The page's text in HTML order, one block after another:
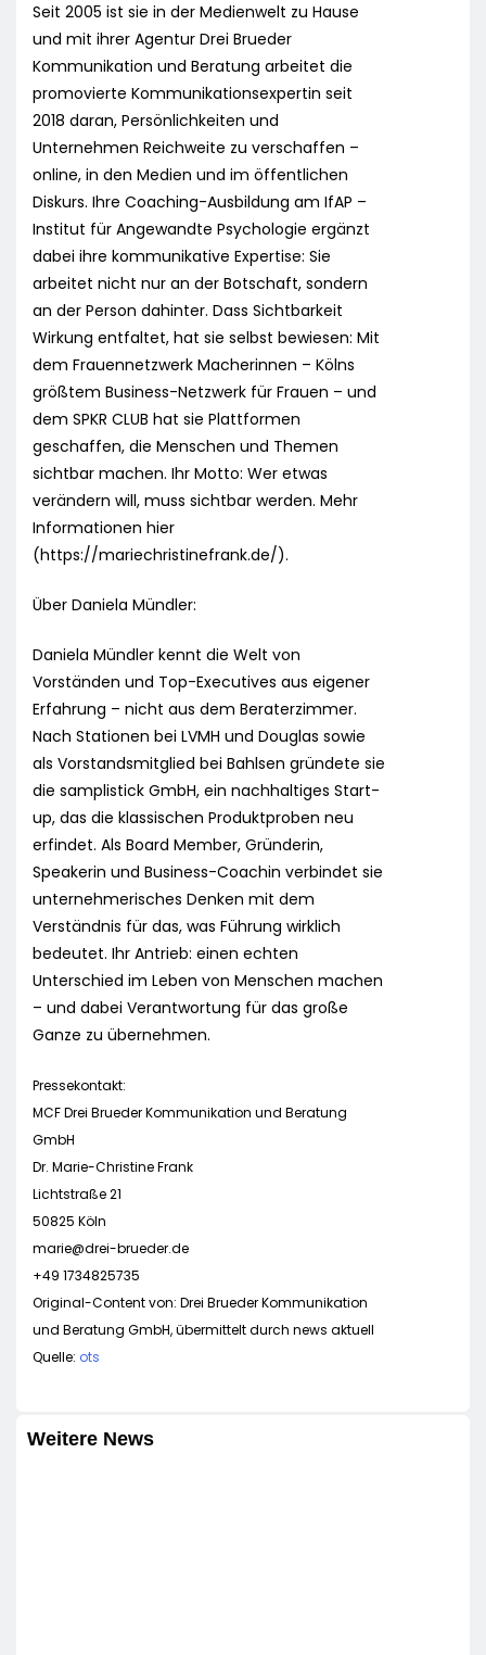
Seit 2005 ist sie in der Medienwelt zu Hause
und mit ihrer Agentur Drei Brueder
Kommunikation und Beratung arbeitet die
promovierte Kommunikationsexpertin seit
2018 daran, Persönlichkeiten und
Unternehmen Reichweite zu verschaffen –
online, in den Medien und im öffentlichen
Diskurs. Ihre Coaching-Ausbildung am IfAP –
Institut für Angewandte Psychologie ergänzt
dabei ihre kommunikative Expertise: Sie
arbeitet nicht nur an der Botschaft, sondern
an der Person dahinter. Dass Sichtbarkeit
Wirkung entfaltet, hat sie selbst bewiesen: Mit
dem Frauennetzwerk Macherinnen – Kölns
größtem Business-Netzwerk für Frauen – und
dem SPKR CLUB hat sie Plattformen
geschaffen, die Menschen und Themen
sichtbar machen. Ihr Motto: Wer etwas
verändern will, muss sichtbar werden. Mehr
Informationen hier
(https://mariechristinefrank.de/).
Über Daniela Mündler:
Daniela Mündler kennt die Welt von
Vorständen und Top-Executives aus eigener
Erfahrung – nicht aus dem Beraterzimmer.
Nach Stationen bei LVMH und Douglas sowie
als Vorstandsmitglied bei Bahlsen gründete sie
die samplistick GmbH, ein nachhaltiges Start-
up, das die klassischen Produktproben neu
erfindet. Als Board Member, Gründerin,
Speakerin und Business-Coachin verbindet sie
unternehmerisches Denken mit dem
Verständnis für das, was Führung wirklich
bedeutet. Ihr Antrieb: einen echten
Unterschied im Leben von Menschen machen
– und dabei Verantwortung für das große
Ganze zu übernehmen.
Pressekontakt:
MCF Drei Brueder Kommunikation und Beratung
GmbH
Dr. Marie-Christine Frank
Lichtstraße 21
50825 Köln
marie@drei-brueder.de
+49 1734825735
Original-Content von: Drei Brueder Kommunikation
und Beratung GmbH, übermittelt durch news aktuell
Quelle: ots
Weitere News